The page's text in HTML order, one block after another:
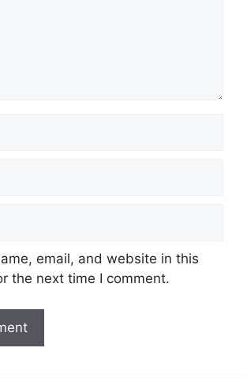
email, and website in this
the next time I comment.